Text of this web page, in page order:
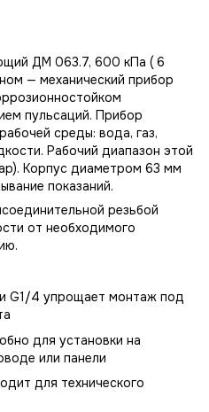
ДМ 063.7, 600 кПа ( 6
— механический прибор
пульсаций. Прибор
среды: вода, газ,
Рабочий диапазон этой
Корпус диаметром 63 мм
показаний.
резьбой
от необходимого
G1/4 упрощает монтаж под
для установки на
или панели
для технического